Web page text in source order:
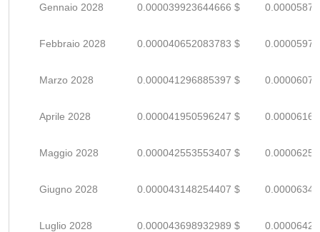
Gennaio 2028 0.000039923644666 $
Febbraio 2028 0.000040652083783 $
Marzo 2028 0.000041296885397 $
Aprile 2028 0.000041950596247 $
Maggio 2028 0.000042553553407 $
Giugno 2028 0.000043148254407 $
Luglio 2028 0.000043698932989 $